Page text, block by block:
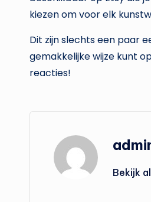
kiezen om voor elk
Dit zijn slechts een paar
gemakkelijke wijze kunt
reacties!
Bekijk